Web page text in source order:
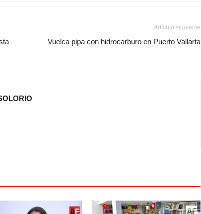
Artículo siguiente
Vuelca pipa con hidrocarburo en Puerto Vallarta